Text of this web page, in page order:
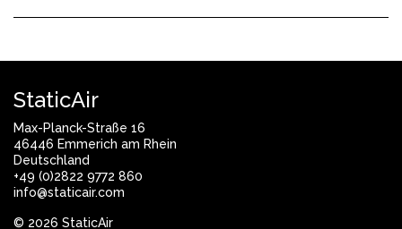
StaticAir
Max-Planck-Straße 16
46446 Emmerich am Rhein
Deutschland
+49 (0)2822 9772 860
info@staticair.com
© 2026 StaticAir